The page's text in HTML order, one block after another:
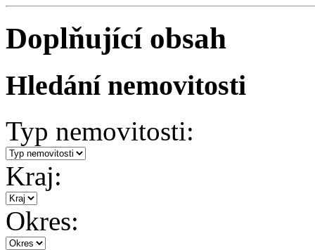
Doplňující obsah
Hledání nemovitosti
Typ nemovitosti:
Kraj:
Okres: